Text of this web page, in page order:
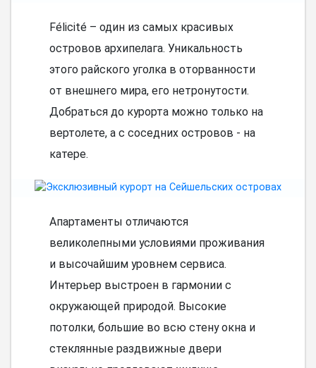
Félicité – один из самых красивых
островов архипелага. Уникальность
этого райского уголка в оторванности
от внешнего мира, его нетронутости.
Добраться до курорта можно только на
вертолете, а с соседних островов - на
катере.
Апартаменты отличаются
великолепными условиями проживания
и высочайшим уровнем сервиса.
Интерьер выстроен в гармонии с
окружающей природой. Высокие
потолки, большие во всю стену окна и
стеклянные раздвижные двери